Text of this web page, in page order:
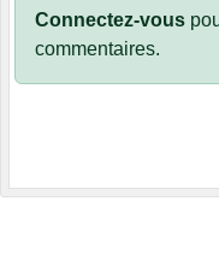
Connectez-vous
commentaires.